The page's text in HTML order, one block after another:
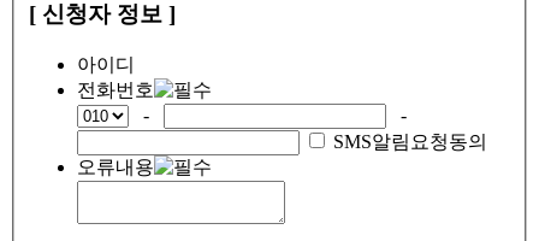
[ 신청자 정보 ]
아이디
전화번호
-
-
SMS알림요청동의
오류내용